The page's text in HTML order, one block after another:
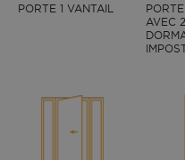
PORTE 1 VANTAIL
PORTE
AVEC